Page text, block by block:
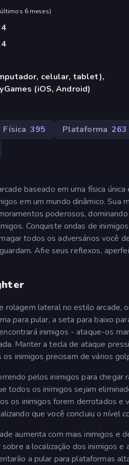
6 meses)
celular, tablet),
(iOS, Android)
Física 395 Plataforma 263
baseado em uma física
em um mundo dinâmico. Sua
poderosos,
Conquiste ondas de
todos os adversários você
Afie seus reflexos,
rolagem lateral no estilo arcade,
para pular, a seta para baixo
inimigos - ataque-os
Manter a tecla de ataque
inimigos precisam de vários
pelos inimigos para
todos os inimigos sejam
os inimigos forem derrotados e
que você concluiu o nível
aumenta com mais inimigos e
a localização dos inimigos
a pular para plataformas